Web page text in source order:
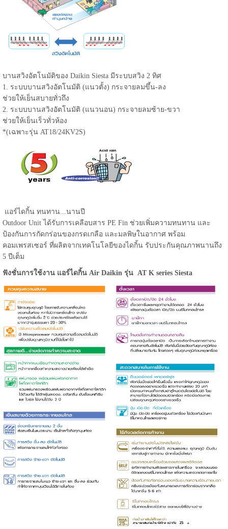
บานสวิงอัตโนมัติของ Daikin Siesta มีระบบสวิง 2 ทิศ
1. ระบบบานสวิงอัตโนมัติ (แนวตั้ง) กระจายลมขึ้น-ลง
ช่วยให้เย็นสบายทั่วถึง
2. ระบบบานสวิงอัตโนมัติ (แนวนอน) กระจายลมซ้าย-ขวา
ช่วยให้เย็นเร็วทั่วห้อง
*(เฉพาะรุ่น AT18/24KV2S)
แอร์ไดกิ้น ทนทาน...นานปี
Outdoor Unit ได้รับการเคลือบสาร PE Fin ช่วยเพิ่มความทนทาน และ
ป้องกันการกัดกร่อนของกรดเกลือ และมลพิษในอากาศ พร้อม
คอมเพรสเซอร์ ที่ผลิตจากเทคโนโลยีของไดกิ้น รับประกันคุณภาพนานถึง
5 ปีเต็ม
ฟังชั่นการใช้งาน แอร์ไดกิ้น Air Daikin รุ่น AT K series Siesta